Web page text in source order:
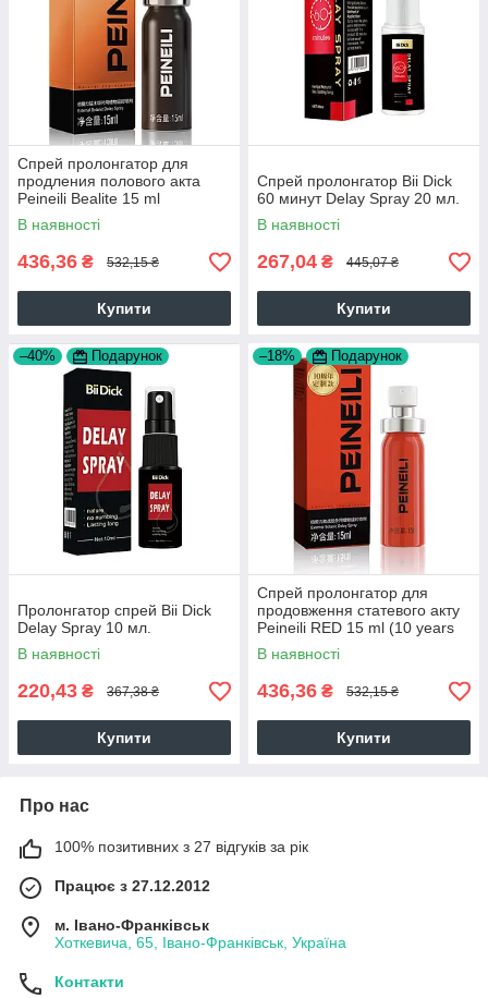
Спрей пролонгатор для
продления полового акта
Peineili Bealite 15 ml
В наявності
436,36 ₴ 532,15 ₴
Купити
Спрей пролонгатор Bii Dick
60 минут Delay Spray 20 мл.
В наявності
267,04 ₴ 445,07 ₴
Купити
–40% Подарунок
Пролонгатор спрей Bii Dick
Delay Spray 10 мл.
В наявності
220,43 ₴ 367,38 ₴
Купити
–18% Подарунок
Спрей пролонгатор для
продовження статевого акту
Peineili RED 15 ml (10 years
anniversary)
В наявності
436,36 ₴ 532,15 ₴
Купити
Про нас
100% позитивних з 27 відгуків за рік
Працює з 27.12.2012
м. Івано-Франківськ
Хоткевича, 65, Івано-Франківськ, Україна
Контакти